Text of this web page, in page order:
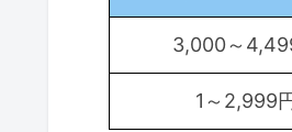
3,000～
1～2,999